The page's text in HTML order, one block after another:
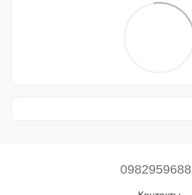
0982959688